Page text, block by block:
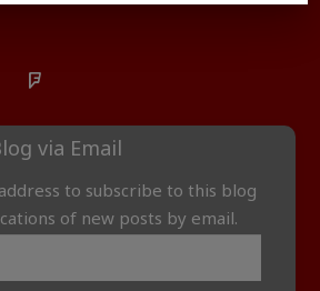
via Email
to subscribe to this blog
of new posts by email.